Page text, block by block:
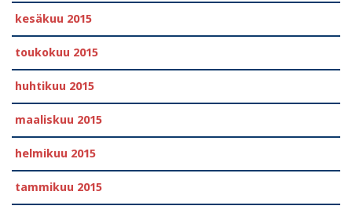
kesäkuu 2015
toukokuu 2015
huhtikuu 2015
maaliskuu 2015
helmikuu 2015
tammikuu 2015